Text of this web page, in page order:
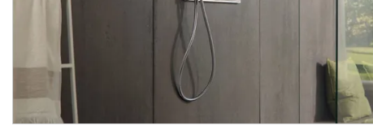
Series:
RAINSELECT
On order
138 387.
UAH/pc.
Series:
RAINSELECT
00